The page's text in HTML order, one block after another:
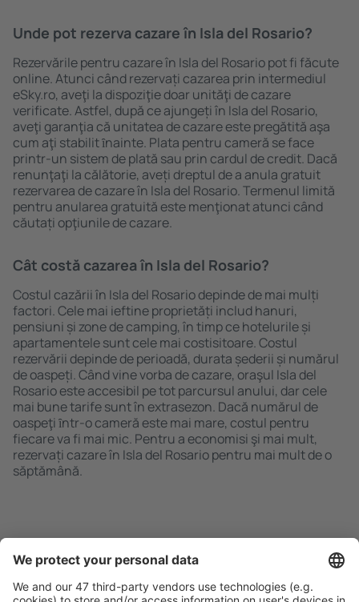
Unde pot rezerva cazare în Isla del Rosario?
Rezervările pentru cazare în Isla del Rosario pot fi făcute
online. Atunci când rezervați cazarea prin intermediul
eSky.ro, aveţi la dispoziţie doar unităţi de cazare
verificate. Astfel, după ce ajungeți în Isla del Rosario,
aveţi garanţia că unitatea de cazare este pregătită aşa
cum aţi stabilit ȋnainte. Plata pentru cameră se face
printr-un sistem de plată sau prin cardul de credit. Dacă
renunţaţi la călătorie, aveți dreptul de a anula gratuit
rezervarea de cazare în Isla del Rosario. Termenul limită
pentru anularea gratuită este menţionat atunci când
căutați opţiunile de cazare.
Cât costă cazarea în Isla del Rosario?
Costul cazării în Isla del Rosario depinde de mai mulți
factori. Cele mai ieftine proprietăți includ hanuri,
pensiuni și zone de camping, în timp ce hotelurile și
apartamentele sunt cele mai costisitoare. Costul
rezervării depinde de perioadă, durata șederii și numărul
de oaspeți. Când vine vorba de cazare, oraşul Isla del
Rosario este accesibil pe tot parcursul anului, dar cele
mai bune tarife sunt în extrasezon. Dacă numărul de
oaspeţi ȋntr-o cameră este mai mare, costul pentru
fiecare va fi mai mic. Pentru a economisi şi mai mult,
rezervați cazare în Isla del Rosario pentru mai mult de o
săptămână.
Caută rapid şi uşor
Ofertă adaptată aşteptărilor tale.